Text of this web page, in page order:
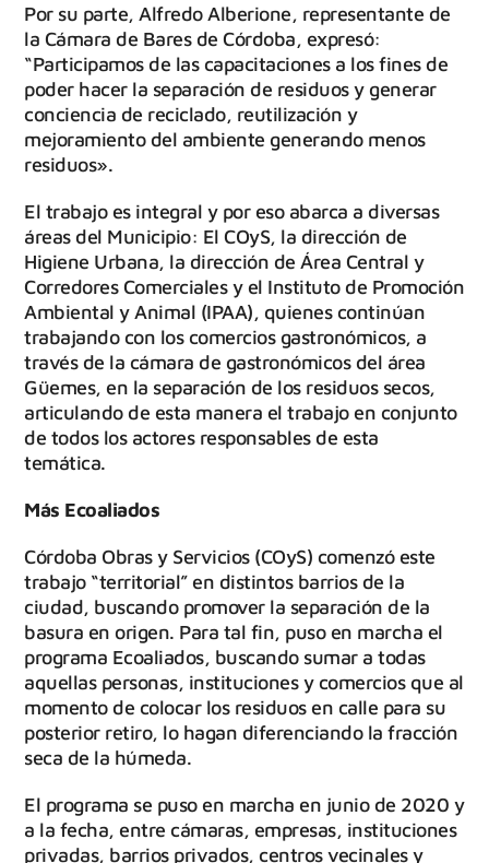
Por su parte, Alfredo Alberione, representante de
la Cámara de Bares de Córdoba, expresó:
“Participamos de las capacitaciones a los fines de
poder hacer la separación de residuos y generar
conciencia de reciclado, reutilización y
mejoramiento del ambiente generando menos
residuos».
El trabajo es integral y por eso abarca a diversas
áreas del Municipio: El COyS, la dirección de
Higiene Urbana, la dirección de Área Central y
Corredores Comerciales y el Instituto de Promoción
Ambiental y Animal (IPAA), quienes continúan
trabajando con los comercios gastronómicos, a
través de la cámara de gastronómicos del área
Güemes, en la separación de los residuos secos,
articulando de esta manera el trabajo en conjunto
de todos los actores responsables de esta
temática.
Más Ecoaliados
Córdoba Obras y Servicios (COyS) comenzó este
trabajo “territorial” en distintos barrios de la
ciudad, buscando promover la separación de la
basura en origen. Para tal fin, puso en marcha el
programa Ecoaliados, buscando sumar a todas
aquellas personas, instituciones y comercios que al
momento de colocar los residuos en calle para su
posterior retiro, lo hagan diferenciando la fracción
seca de la húmeda.
El programa se puso en marcha en junio de 2020 y
a la fecha, entre cámaras, empresas, instituciones
privadas, barrios privados, centros vecinales y